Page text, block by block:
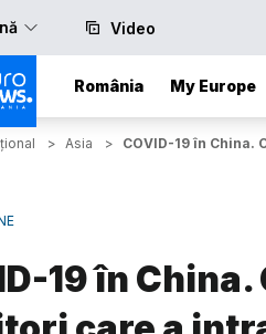
Video
România My Europe
> Asia > COVID-19 în
19 în